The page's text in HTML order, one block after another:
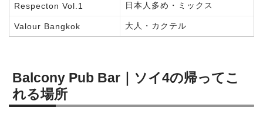
Respecton Vol.1 日本人多め・ミックス
Valour Bangkok 大人・カクテル
Balcony Pub Bar｜ソイ4の帰ってこ
れる場所